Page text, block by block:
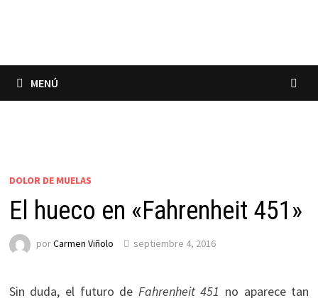
MENÚ
DOLOR DE MUELAS
El hueco en «Fahrenheit 451»
porCarmen Viñolo septiembre 4, 2016
Sin duda, el futuro de Fahrenheit 451 no aparece tan